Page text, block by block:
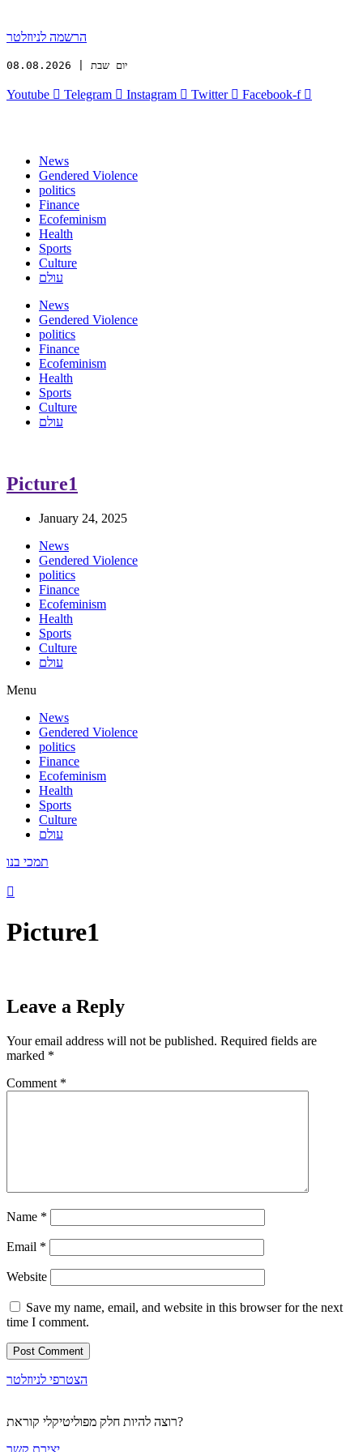
הרשמה לניוזלטר
יום שבת | 08.08.2026
Youtube Telegram Instagram Twitter Facebook-f
News
Gendered Violence
politics
Finance
Ecofeminism
Health
Sports
Culture
עולם
News
Gendered Violence
politics
Finance
Ecofeminism
Health
Sports
Culture
עולם
Picture1
January 24, 2025
News
Gendered Violence
politics
Finance
Ecofeminism
Health
Sports
Culture
עולם
Menu
News
Gendered Violence
politics
Finance
Ecofeminism
Health
Sports
Culture
עולם
תמכי בנו
Picture1
Leave a Reply
Your email address will not be published. Required fields are
marked *
Comment *
Name *
Email *
Website
Save my name, email, and website in this browser for the next
time I comment.
הצטרפי לניוזלטר
רוצה להיות חלק מפוליטיקלי קוראת?
יצירת קשר